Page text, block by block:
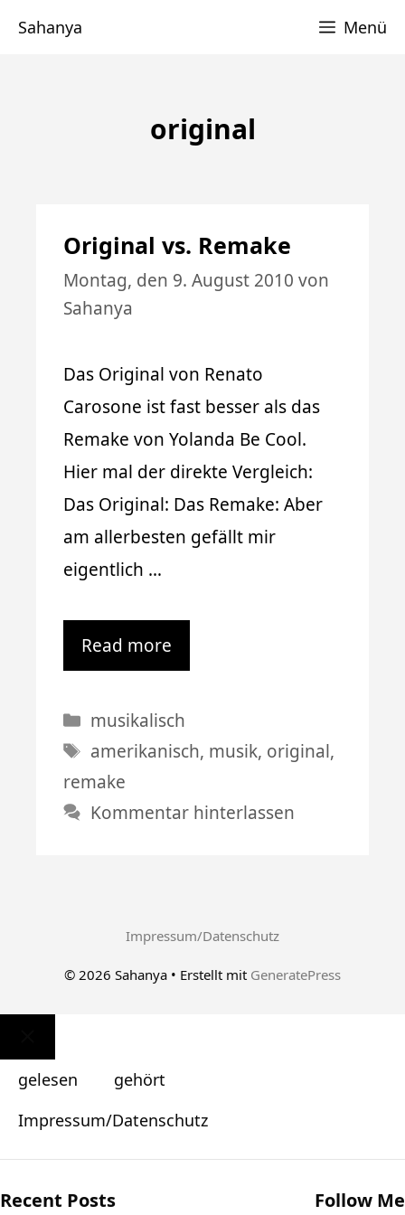
Sahanya Menü
original
Original vs. Remake
Montag, den 9. August 2010 von
Sahanya
Das Original von Renato
Carosone ist fast besser als das
Remake von Yolanda Be Cool.
Hier mal der direkte Vergleich:
Das Original: Das Remake: Aber
am allerbesten gefällt mir
eigentlich …
Read more
Kategorien
musikalisch
Schlagwörter
amerikanisch, musik, original,
remake
Kommentar hinterlassen
Impressum/Datenschutz
© 2026 Sahanya • Erstellt mit GeneratePress
Schließen
gelesen
gehört
Impressum/Datenschutz
Recent Posts Follow Me